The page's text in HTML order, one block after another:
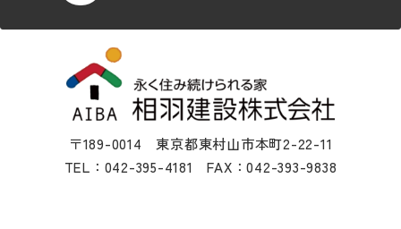
〒189-0014 東京都東村山市本町2-22-11
TEL：042-395-4181 FAX：042-393-9838